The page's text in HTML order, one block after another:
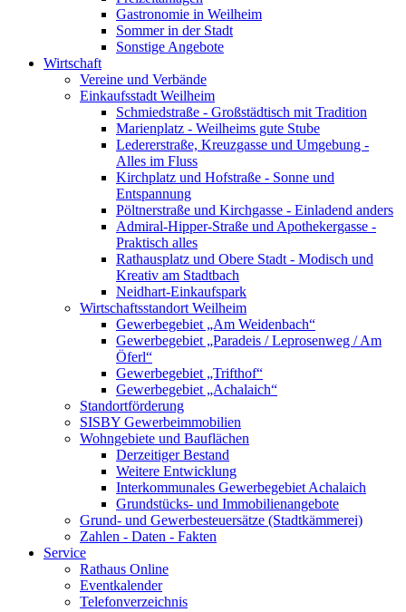
Gastronomie in Weilheim
Sommer in der Stadt
Sonstige Angebote
Wirtschaft
Vereine und Verbände
Einkaufsstadt Weilheim
Schmiedstraße - Großstädtisch mit Tradition
Marienplatz - Weilheims gute Stube
Ledererstraße, Kreuzgasse und Umgebung -
Alles im Fluss
Kirchplatz und Hofstraße - Sonne und
Entspannung
Pöltnerstraße und Kirchgasse - Einladend anders
Admiral-Hipper-Straße und Apothekergasse -
Praktisch alles
Rathausplatz und Obere Stadt - Modisch und
Kreativ am Stadtbach
Neidhart-Einkaufspark
Wirtschaftsstandort Weilheim
Gewerbegebiet „Am Weidenbach“
Gewerbegebiet „Paradeis / Leprosenweg / Am
Öferl“
Gewerbegebiet „Trifthof“
Gewerbegebiet „Achalaich“
Standortförderung
SISBY Gewerbeimmobilien
Wohngebiete und Bauflächen
Derzeitiger Bestand
Weitere Entwicklung
Interkommunales Gewerbegebiet Achalaich
Grundstücks- und Immobilienangebote
Grund- und Gewerbesteuersätze (Stadtkämmerei)
Zahlen - Daten - Fakten
Service
Rathaus Online
Eventkalender
Telefonverzeichnis